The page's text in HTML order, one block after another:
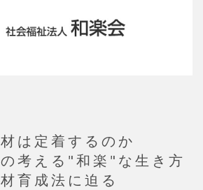
は定着するのか
考える"和楽"な生き方
育成法に迫る